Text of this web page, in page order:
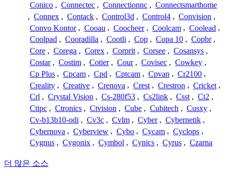
Conico , Connectec , Connectionnc , Connectsmarthome
, Connex , Contack , Control3d , Control4 , Convision ,
Convo Kontor , Cooau , Coocheer , Coolcam , Coolead ,
Coolpad , Cooradilla , Cootli , Cop , Copa 10 , Copbr ,
Core , Corega , Corex , Corprit , Corsee , Cosansys ,
Costar , Costim , Cotier , Cour , Covisec , Cowkey ,
Cp Plus , Cpcam , Cpd , Cptcam , Cpvan , Cr2100 ,
Creality , Creative , Crenova , Crest , Crestron , Cricket ,
Crl , Crystal Vision , Cs-280f53 , Cs2link , Csst , Ct2 ,
Ctipc , Ctronics , Ctvision , Cube , Cubitech , Cusxy ,
Cv-b13b10-odi , Cv3c , Cvlm , Cyber , Cybernetik ,
Cybernova , Cyberview , Cybo , Cycam , Cyclops ,
Cygnus , Cygonix , Cymbol , Cynics , Cyrus , Czarna
더 많은 소스